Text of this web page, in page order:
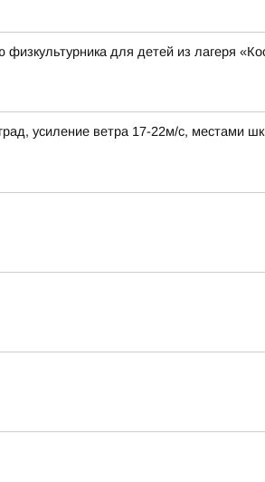
для детей из лагеря
усиление ветра 17-22м/с, местами